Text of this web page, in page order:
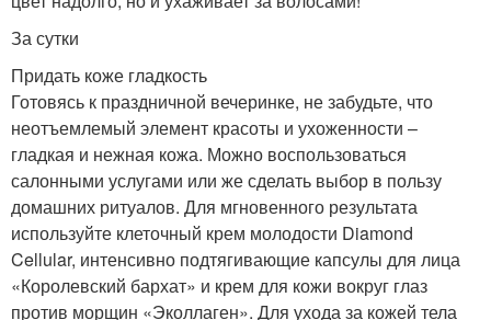
За сутки
Придать коже гладкость
Готовясь к праздничной вечеринке, не забудьте, что
неотъемлемый элемент красоты и ухоженности –
гладкая и нежная кожа. Можно воспользоваться
салонными услугами или же сделать выбор в пользу
домашних ритуалов. Для мгновенного результата
используйте клеточный крем молодости Diamond
Cellular, интенсивно подтягивающие капсулы для лица
«Королевский бархат» и крем для кожи вокруг глаз
против морщин «Эколлаген». Для ухода за кожей тела